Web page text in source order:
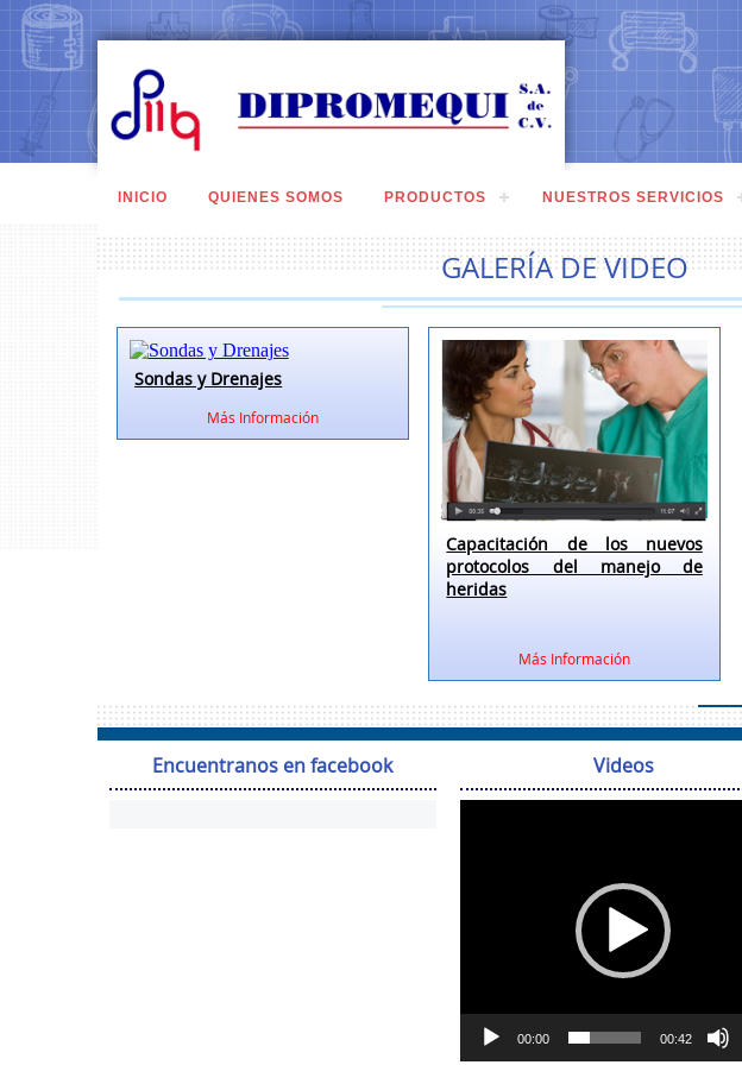
INICIO QUIENES SOMOS PRODUCTOS NUESTROS SERVICIOS
GALERÍA DE VIDEO
Sondas y Drenajes
Más Información
Capacitación de los nuevos
protocolos del manejo de
heridas
Más Información
Encuentranos en facebook Videos
00:00 00:42